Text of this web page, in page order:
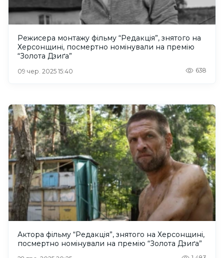
Режисера монтажу фільму “Редакція”, знятого на
Херсонщині, посмертно номінували на премію
“Золота Дзиґа”
09 чер. 2025 15:40 638
Актора фільму “Редакція”, знятого на Херсонщині,
посмертно номінували на премію “Золота Дзиґа”